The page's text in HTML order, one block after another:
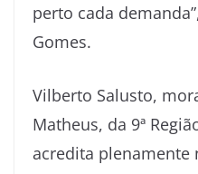
perto cada
Gomes.
Vilberto Salusto,
Matheus, da 9ª
acredita plenamente